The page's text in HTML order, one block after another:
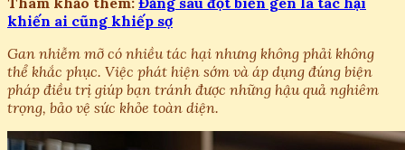
khiến ai cũng khiếp sợ
Gan nhiễm mỡ có nhiều tác hại nhưng không phải không
thể khắc phục. Việc phát hiện sớm và áp dụng đúng biện
pháp điều trị giúp bạn tránh được những hậu quả nghiêm
trọng, bảo vệ sức khỏe toàn diện.